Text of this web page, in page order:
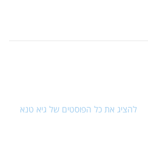
להציג את כל הפוסטים של גיא טנא